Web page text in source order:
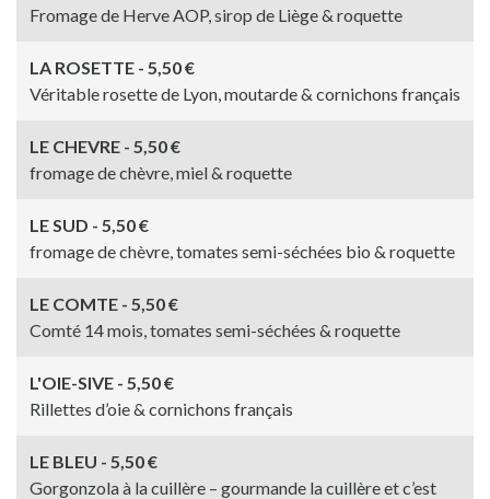
Fromage de Herve AOP, sirop de Liège & roquette
LA ROSETTE - 5,50 €
Véritable rosette de Lyon, moutarde & cornichons français
LE CHEVRE - 5,50 €
fromage de chèvre, miel & roquette
LE SUD - 5,50 €
fromage de chèvre, tomates semi-séchées bio & roquette
LE COMTE - 5,50 €
Comté 14 mois, tomates semi-séchées & roquette
L'OIE-SIVE - 5,50 €
Rillettes d’oie & cornichons français
LE BLEU - 5,50 €
Gorgonzola à la cuillère – gourmande la cuillère et c’est